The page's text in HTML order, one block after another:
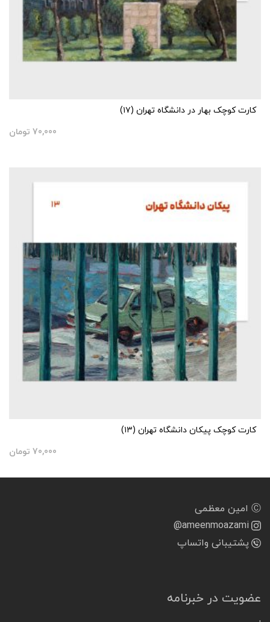
کارت کوچک بهار در دانشگاه تهران (۱۷)
70,000 تومان
کارت کوچک پیکان دانشگاه تهران (۱۳)
70,000 تومان
Ⓒ امین معظمی
@ameenmoazami
پشتیبانی واتساپ
عضویت در خبرنامه